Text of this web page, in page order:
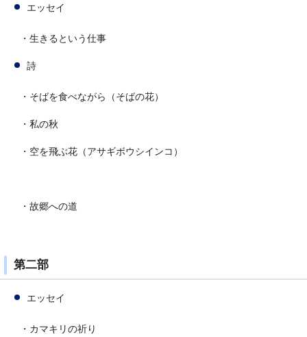
エッセイ
・生きるという仕事
詩
・そばを食べながら（そばの花）
・私の秋
・空を飛ぶ花（アサギボウシインコ）
・故郷への道
第二部
エッセイ
・カマキリの祈り